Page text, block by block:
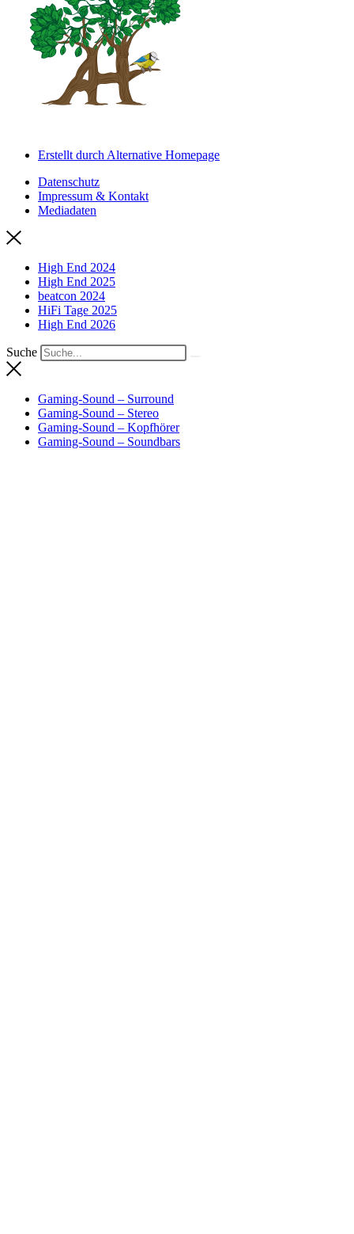
Erstellt durch Alternative Homepage
Datenschutz
Impressum & Kontakt
Mediadaten
High End 2024
High End 2025
beatcon 2024
HiFi Tage 2025
High End 2026
Suche
Gaming-Sound – Surround
Gaming-Sound – Stereo
Gaming-Sound – Kopfhörer
Gaming-Sound – Soundbars